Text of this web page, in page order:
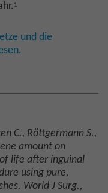
1
und die
C., Röttgermann S.,
amount on
life after inguinal
using pure,
World J Surg.,